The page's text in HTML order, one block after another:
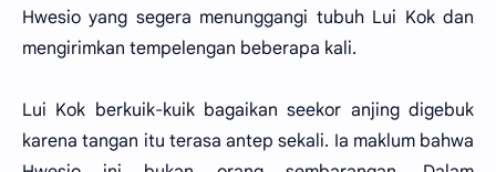
Hwesio yang segera menunggangi tubuh Lui Kok dan
mengirimkan tempelengan beberapa kali.
Lui Kok berkuik-kuik bagaikan seekor anjing digebuk
karena tangan itu terasa antep sekali. Ia maklum bahwa